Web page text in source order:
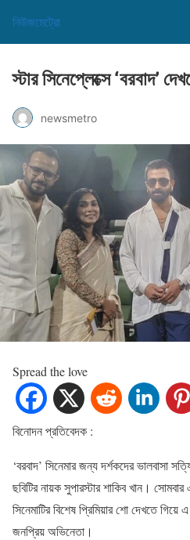
নিউজমেট্রো
স্টার সিনেপ্লেক্সে ‘বরবাদ’
newsmetro
Spread the love
বিনোদন প্রতিবেদক :
‘বরবাদ’ সিনেমার জন্য দর্শকদের ভালবাসা
ছবিটির নায়ক সুপারস্টার শাকিব খান। সোমবার
সিনেমাটির বিশেষ প্রিমিয়ার শো দেখতে
জনপ্রিয় অভিনেতা।